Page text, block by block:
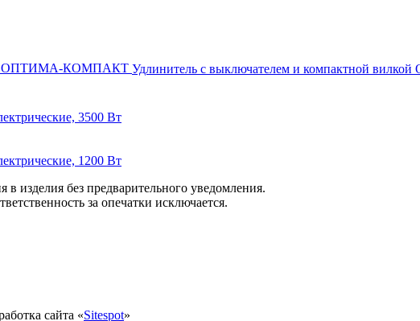
Удлинитель с выключателем и компактной
3500 Вт
1200 Вт
в изделия без предварительного уведомления.
за опечатки исключается.
сайта «Sitespot»